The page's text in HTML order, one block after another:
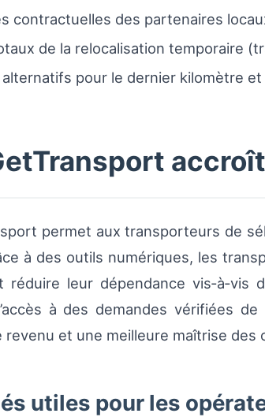
contractuelles des partenaires
de la relocalisation temporaire
pour le dernier kilomètre
permet aux transporteurs de
à des outils numériques, les
leur dépendance vis‑à‑vis
à des demandes vérifiées de
et une meilleure maîtrise des
utiles pour les